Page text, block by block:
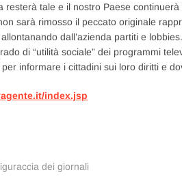
resterà tale e il nostro Paese
sarà rimosso il peccato originale
dall’azienda partiti e
di “utilità sociale” dei programmi
informare i cittadini sui loro diritti e
index.jsp
dei giornali